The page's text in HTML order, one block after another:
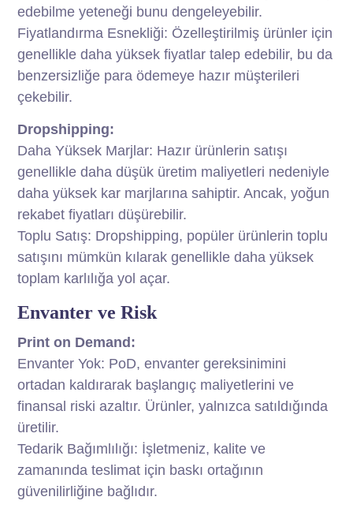
edebilme yeteneği bunu dengeleyebilir.
Fiyatlandırma Esnekliği: Özelleştirilmiş ürünler için
genellikle daha yüksek fiyatlar talep edebilir, bu da
benzersizliğe para ödemeye hazır müşterileri
çekebilir.
Dropshipping:
Daha Yüksek Marjlar: Hazır ürünlerin satışı
genellikle daha düşük üretim maliyetleri nedeniyle
daha yüksek kar marjlarına sahiptir. Ancak, yoğun
rekabet fiyatları düşürebilir.
Toplu Satış: Dropshipping, popüler ürünlerin toplu
satışını mümkün kılarak genellikle daha yüksek
toplam karlılığa yol açar.
Envanter ve Risk
Print on Demand:
Envanter Yok: PoD, envanter gereksinimini
ortadan kaldırarak başlangıç maliyetlerini ve
finansal riski azaltır. Ürünler, yalnızca satıldığında
üretilir.
Tedarik Bağımlılığı: İşletmeniz, kalite ve
zamanında teslimat için baskı ortağının
güvenilirliğine bağlıdır.